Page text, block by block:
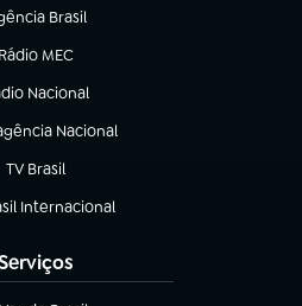
Brasil
em nova aba)
Rádio MEC
(abre em nova aba)
Nacional
Nacional
nova aba)
TV Brasil
(abre em nova aba)
Internacional
nova aba)